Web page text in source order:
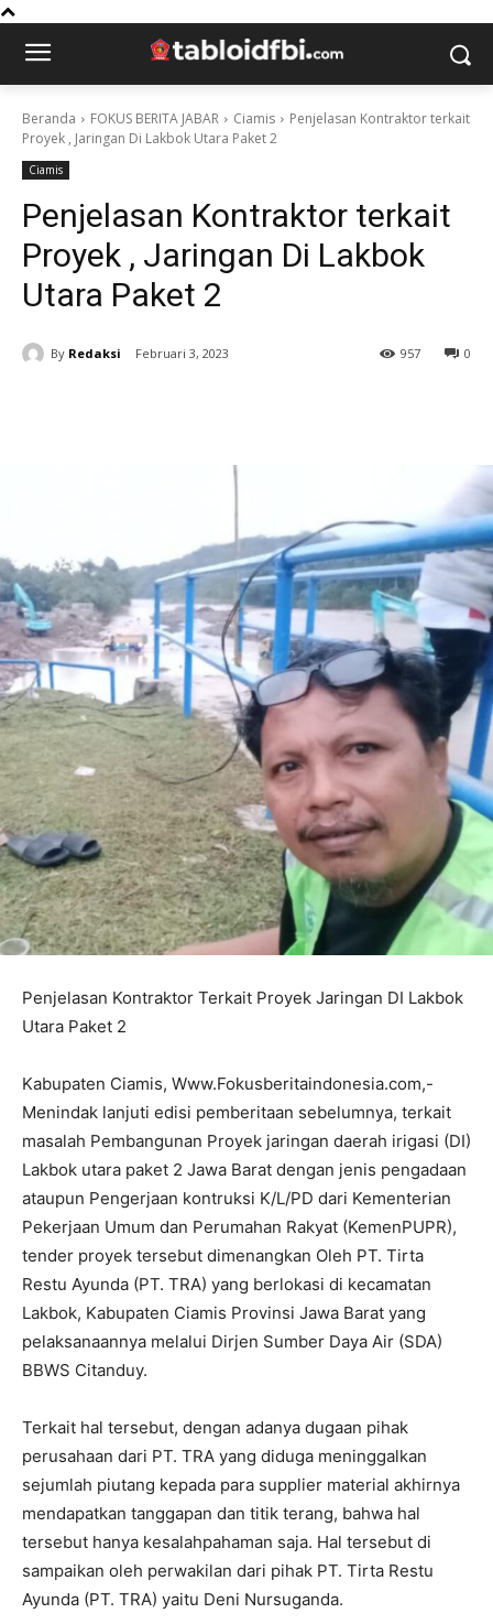
Beranda FOKUS BERITA JABAR Ciamis
Penjelasan Kontraktor terkait
Proyek , Jaringan Di Lakbok Utara Paket 2
Ciamis
Penjelasan Kontraktor terkait
Proyek , Jaringan Di Lakbok
Utara Paket 2
By Redaksi Februari 3, 2023 0
957
Penjelasan Kontraktor Terkait Proyek Jaringan DI Lakbok
Utara Paket 2
Kabupaten Ciamis, Www.Fokusberitaindonesia.com,-
Menindak lanjuti edisi pemberitaan sebelumnya, terkait
masalah Pembangunan Proyek jaringan daerah irigasi (DI)
Lakbok utara paket 2 Jawa Barat dengan jenis pengadaan
ataupun Pengerjaan kontruksi K/L/PD dari Kementerian
Pekerjaan Umum dan Perumahan Rakyat (KemenPUPR),
tender proyek tersebut dimenangkan Oleh PT. Tirta
Restu Ayunda (PT. TRA) yang berlokasi di kecamatan
Lakbok, Kabupaten Ciamis Provinsi Jawa Barat yang
pelaksanaannya melalui Dirjen Sumber Daya Air (SDA)
BBWS Citanduy.
Terkait hal tersebut, dengan adanya dugaan pihak
perusahaan dari PT. TRA yang diduga meninggalkan
sejumlah piutang kepada para supplier material akhirnya
mendapatkan tanggapan dan titik terang, bahwa hal
tersebut hanya kesalahpahaman saja. Hal tersebut di
sampaikan oleh perwakilan dari pihak PT. Tirta Restu
Ayunda (PT. TRA) yaitu Deni Nursuganda.